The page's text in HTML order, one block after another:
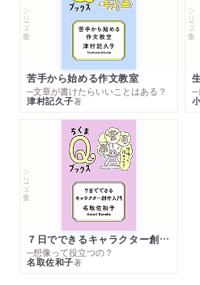
シリーズ・全集
苦手から始める作文教室
─文章が書けたらいいことはある？
津村記久子著
シリーズ・全集
シリーズ・全集
７日でできるキャラクター創作入門
─想像って役立つの？
名取佐和子著